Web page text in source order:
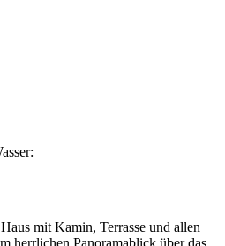
mit Kamin, Terrasse und allen
herrlichen Panoramablick über das